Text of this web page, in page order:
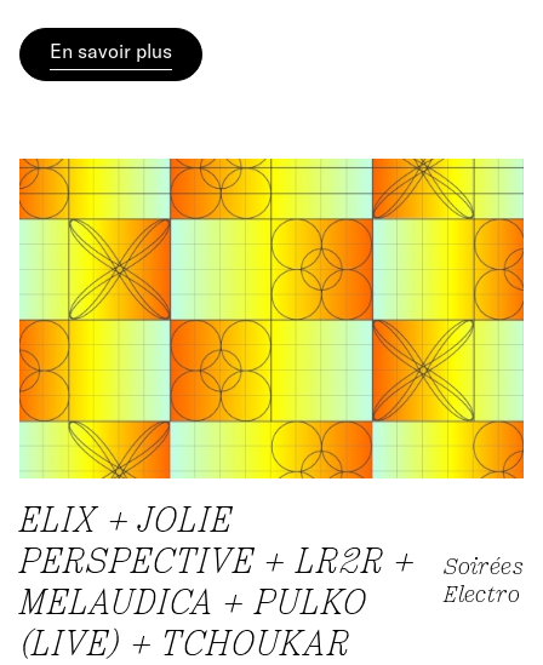
En savoir plus
ELIX + JOLIE
PERSPECTIVE + LR2R +
MELAUDICA + PULKO
(LIVE) + TCHOUKAR
Soirées
Electro